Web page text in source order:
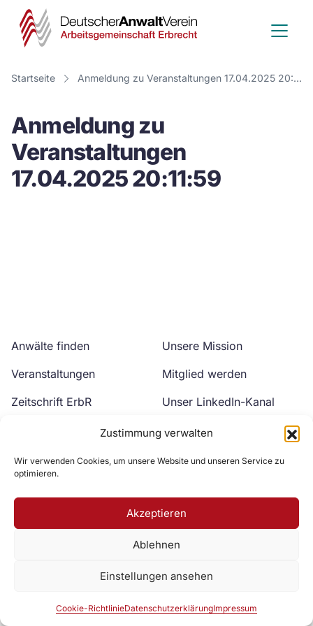
Zustimmung verwalten
Wir verwenden Cookies, um unsere Website und unseren Service zu
optimieren.
Akzeptieren
Ablehnen
Einstellungen ansehen
Cookie-RichtlinieDatenschutzerklärungImpressum
Deutscher
Anwalt
Verein
Startseite Anmeldung zu Veranstaltungen 17.04.2025 20:11:59
Anmeldung zu
Veranstaltungen
17.04.2025 20:11:59
Anwälte finden
Veranstaltungen
Zeitschrift ErbR
Unsere Mission
Mitglied werden
Unser LinkedIn-Kanal
Unser YouTube-Kanal
Zur DAV Webseite